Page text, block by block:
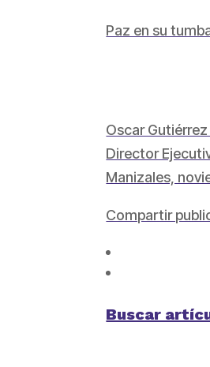
Paz en su
Oscar Gutiérrez
Director
Manizales,
Compartir
Buscar